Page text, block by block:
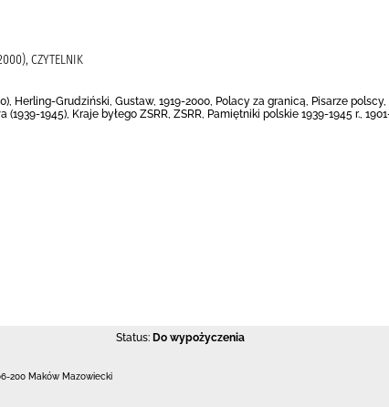
CZYTELNIK
Herling-Grudziński, Gustaw, 1919-2000, Polacy za granicą, Pisarze
1945), Kraje byłego ZSRR, ZSRR, Pamiętniki polskie 1939-1945 r.,
Status: Do wypożyczenia
200 Maków Mazowiecki